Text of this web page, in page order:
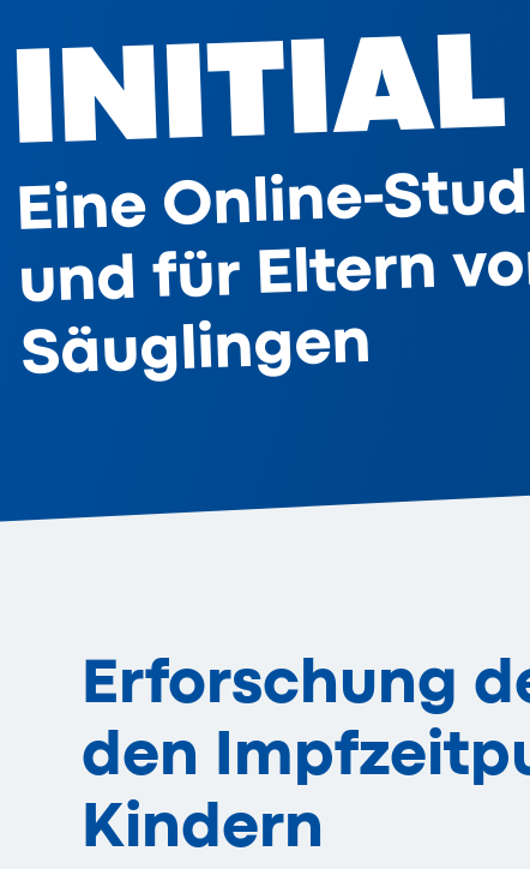
INITIAL
Eine Online-
und für Eltern
Säuglingen
Erforschung
den
Kindern